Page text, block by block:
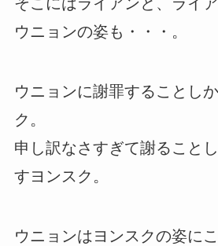
ウニョンの姿も・・・。
ウニョンに謝罪することし
ク。
申し訳なさすぎて謝ること
すヨンスク。
ウニョンはヨンスクの姿に